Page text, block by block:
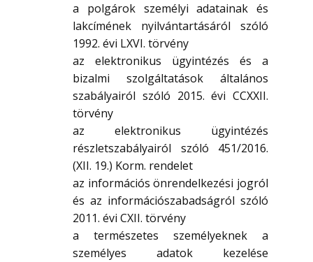
a polgárok személyi adatainak és
lakcímének nyilvántartásáról szóló
1992. évi LXVI. törvény
az elektronikus ügyintézés és a
bizalmi szolgáltatások általános
szabályairól szóló 2015. évi CCXXII.
törvény
az elektronikus ügyintézés
részletszabályairól szóló 451/2016.
(XII. 19.) Korm. rendelet
az információs önrendelkezési jogról
és az információszabadságról szóló
2011. évi CXII. törvény
a természetes személyeknek a
személyes adatok kezelése